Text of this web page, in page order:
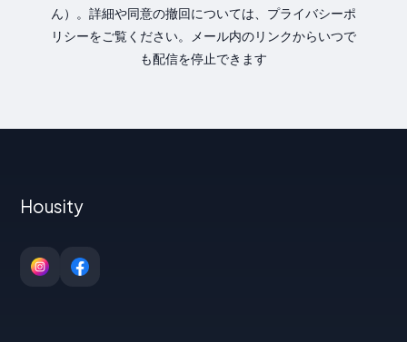
ん）。詳細や同意の撤回については、プライバシーポ
リシーをご覧ください。メール内のリンクからいつで
も配信を停止できます
Housity